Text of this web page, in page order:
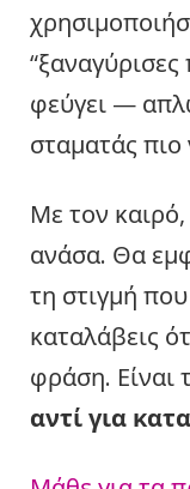
φεύγει —
σταματάς
Με τον
ανάσα. Θα
τη στιγμή
καταλάβεις
φράση. Είναι
αντί για